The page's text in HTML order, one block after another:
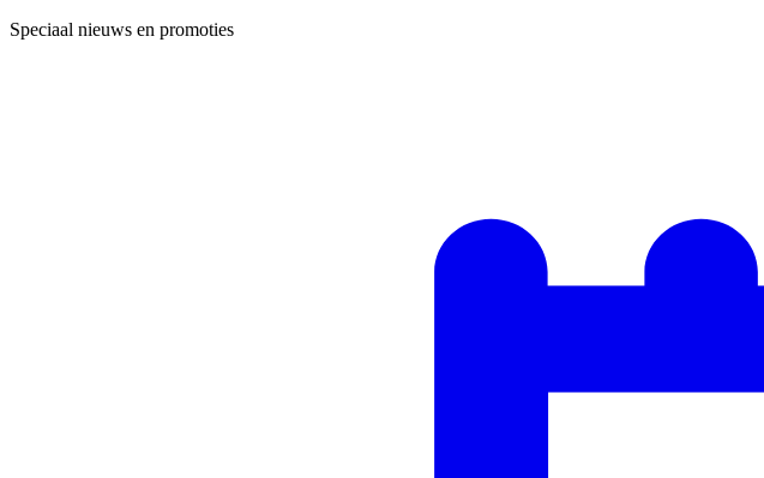
Speciaal nieuws en promoties